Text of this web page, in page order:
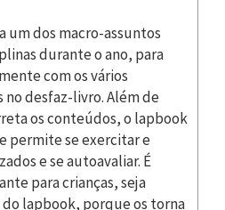
um dos macro-assuntos
durante o ano, para
com os vários
desfaz-livro. Além de
os conteúdos, o lapbook
permite se exercitar e
e se autoavaliar. É
para crianças, seja
lapbook, porque os torna